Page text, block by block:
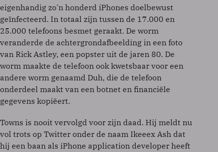
eigenhandig zo'n honderd iPhones doelbewust
geïnfecteerd. In totaal zijn tussen de 17.000 en
25.000 telefoons besmet geraakt. De worm
veranderde de achtergrondafbeelding in een foto
van Rick Astley, een popster uit de jaren 80. De
worm maakte de telefoon ook kwetsbaar voor een
andere worm genaamd Duh, die de telefoon
onderdeel maakt van een botnet en financiële
gegevens kopiëert.
Towns is nooit vervolgd voor zijn daad. Hij meldt nu
vol trots op Twitter onder de naam Ikeeex Ash dat
hij een baan als iPhone application developer heeft